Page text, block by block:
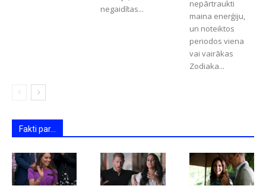
negaidītas...
nepārtraukti
maina enerģiju,
un noteiktos
periodos viena
vai vairākas
Zodiaka...
Fakti par...